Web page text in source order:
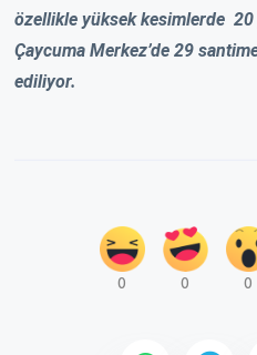
özellikle yüksek kesimlerde 20
Çaycuma Merkez’de 29
ediliyor.
0 0 0